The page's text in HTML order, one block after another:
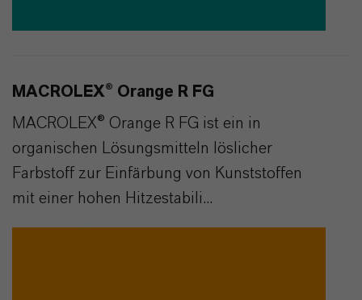
MACROLEX® Orange R FG
MACROLEX® Orange R FG ist ein in
organischen Lösungsmitteln löslicher
Farbstoff zur Einfärbung von Kunststoffen
mit einer hohen Hitzestabili...